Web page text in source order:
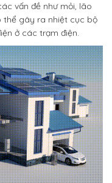
vấn đề như mỏi, lão
thể gây ra nhiệt cục bộ
ở các trạm điện.